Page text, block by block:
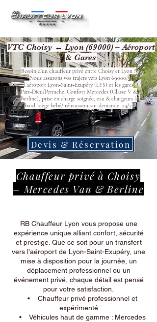
VTC Choisy ↔ Lyon (69000) – Aéroport
& Gares
Besoin d’un chauffeur privé entre Choisy et Lyon ?
Nous assurons vos trajets vers Lyon 69000,
l’aéroport Lyon‑Saint‑Exupéry (LYS) et les gares
Part‑Dieu/Perrache. Confort Mercedes (Classe V &
Berline), prise en charge soignée, eau & chargeurs à
bord, siège bébé/ réhausseur sur demande, 24/7.
Devis & Réservation
Chauffeur privé à Choisy
– Mercedes Van & Berline
RB Chauffeur Lyon vous propose une
expérience unique alliant confort, sécurité
et prestige. Que ce soit pour un transfert
vers l’aéroport de Lyon-Saint-Exupéry, une
mise à disposition pour la journée, un
déplacement professionnel ou un
événement privé, chaque détail est pensé
pour votre satisfaction.
• Chauffeur privé professionnel et
expérimenté
• Véhicules haut de gamme : Mercedes